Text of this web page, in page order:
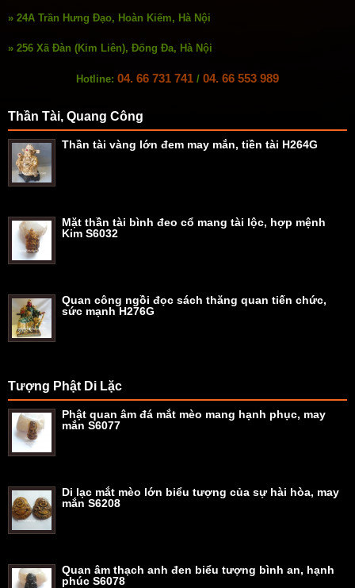
» 24A Trần Hưng Đạo, Hoàn Kiếm, Hà Nội
» 256 Xã Đàn (Kim Liên), Đống Đa, Hà Nội
Hotline: 04. 66 731 741 / 04. 66 553 989
Thần Tài, Quang Công
Thần tài vàng lớn đem may mắn, tiền tài H264G
Mặt thần tài bình đeo cổ mang tài lộc, hợp mệnh
Kim S6032
Quan công ngồi đọc sách thăng quan tiến chức,
sức mạnh H276G
Tượng Phật Di Lặc
Phật quan âm đá mắt mèo mang hạnh phục, may
mắn S6077
Di lạc mắt mèo lớn biểu tượng của sự hài hòa, may
mắn S6208
Quan âm thạch anh đen biểu tượng bình an, hạnh
phúc S6078